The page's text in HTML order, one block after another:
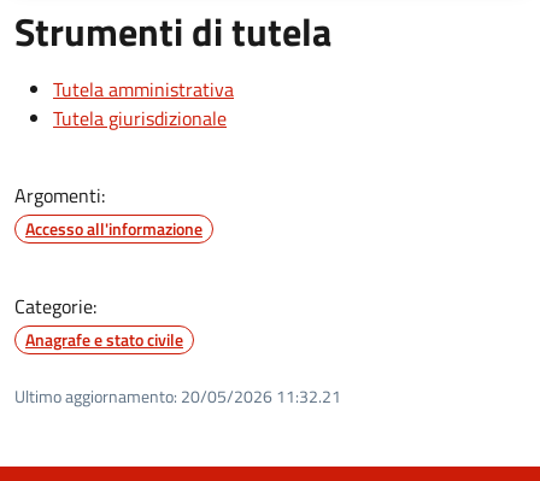
Strumenti di tutela
Tutela amministrativa
Tutela giurisdizionale
Argomenti:
Accesso all'informazione
Categorie:
Anagrafe e stato civile
Ultimo aggiornamento: 20/05/2026 11:32.21